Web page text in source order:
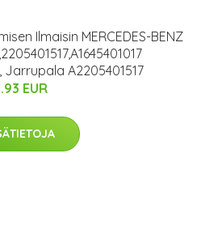
Ilmaisin MERCEDES-BENZ
Jarrupala A2205401517
EUR